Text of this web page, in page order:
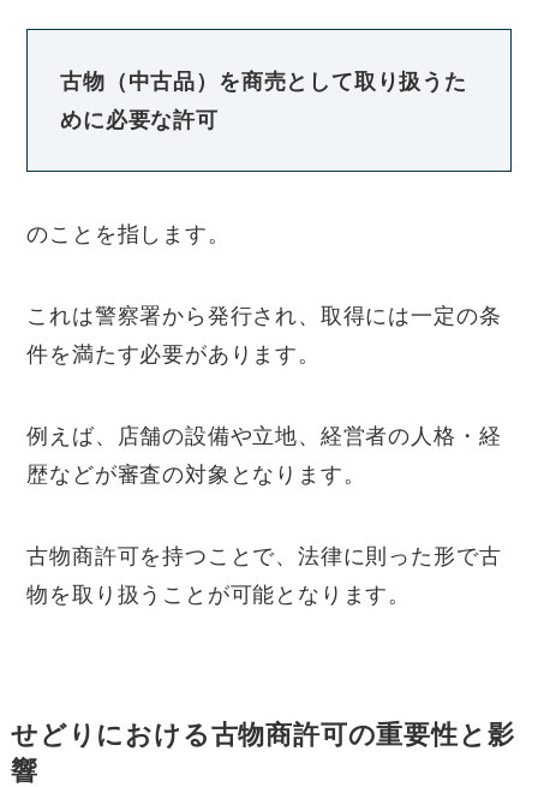
古物（中古品）を商売として取り扱うた
めに必要な許可
のことを指します。
これは警察署から発行され、取得には一定の条
件を満たす必要があります。
例えば、店舗の設備や立地、経営者の人格・経
歴などが審査の対象となります。
古物商許可を持つことで、法律に則った形で古
物を取り扱うことが可能となります。
せどりにおける古物商許可の重要性と影
響